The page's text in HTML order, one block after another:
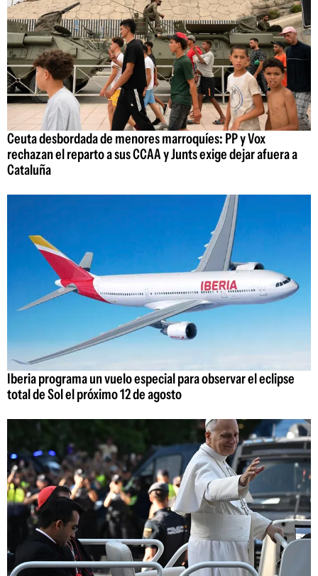
Ceuta desbordada de menores marroquíes: PP y Vox
rechazan el reparto a sus CCAA y Junts exige dejar afuera a
Cataluña
Iberia programa un vuelo especial para observar el eclipse
total de Sol el próximo 12 de agosto